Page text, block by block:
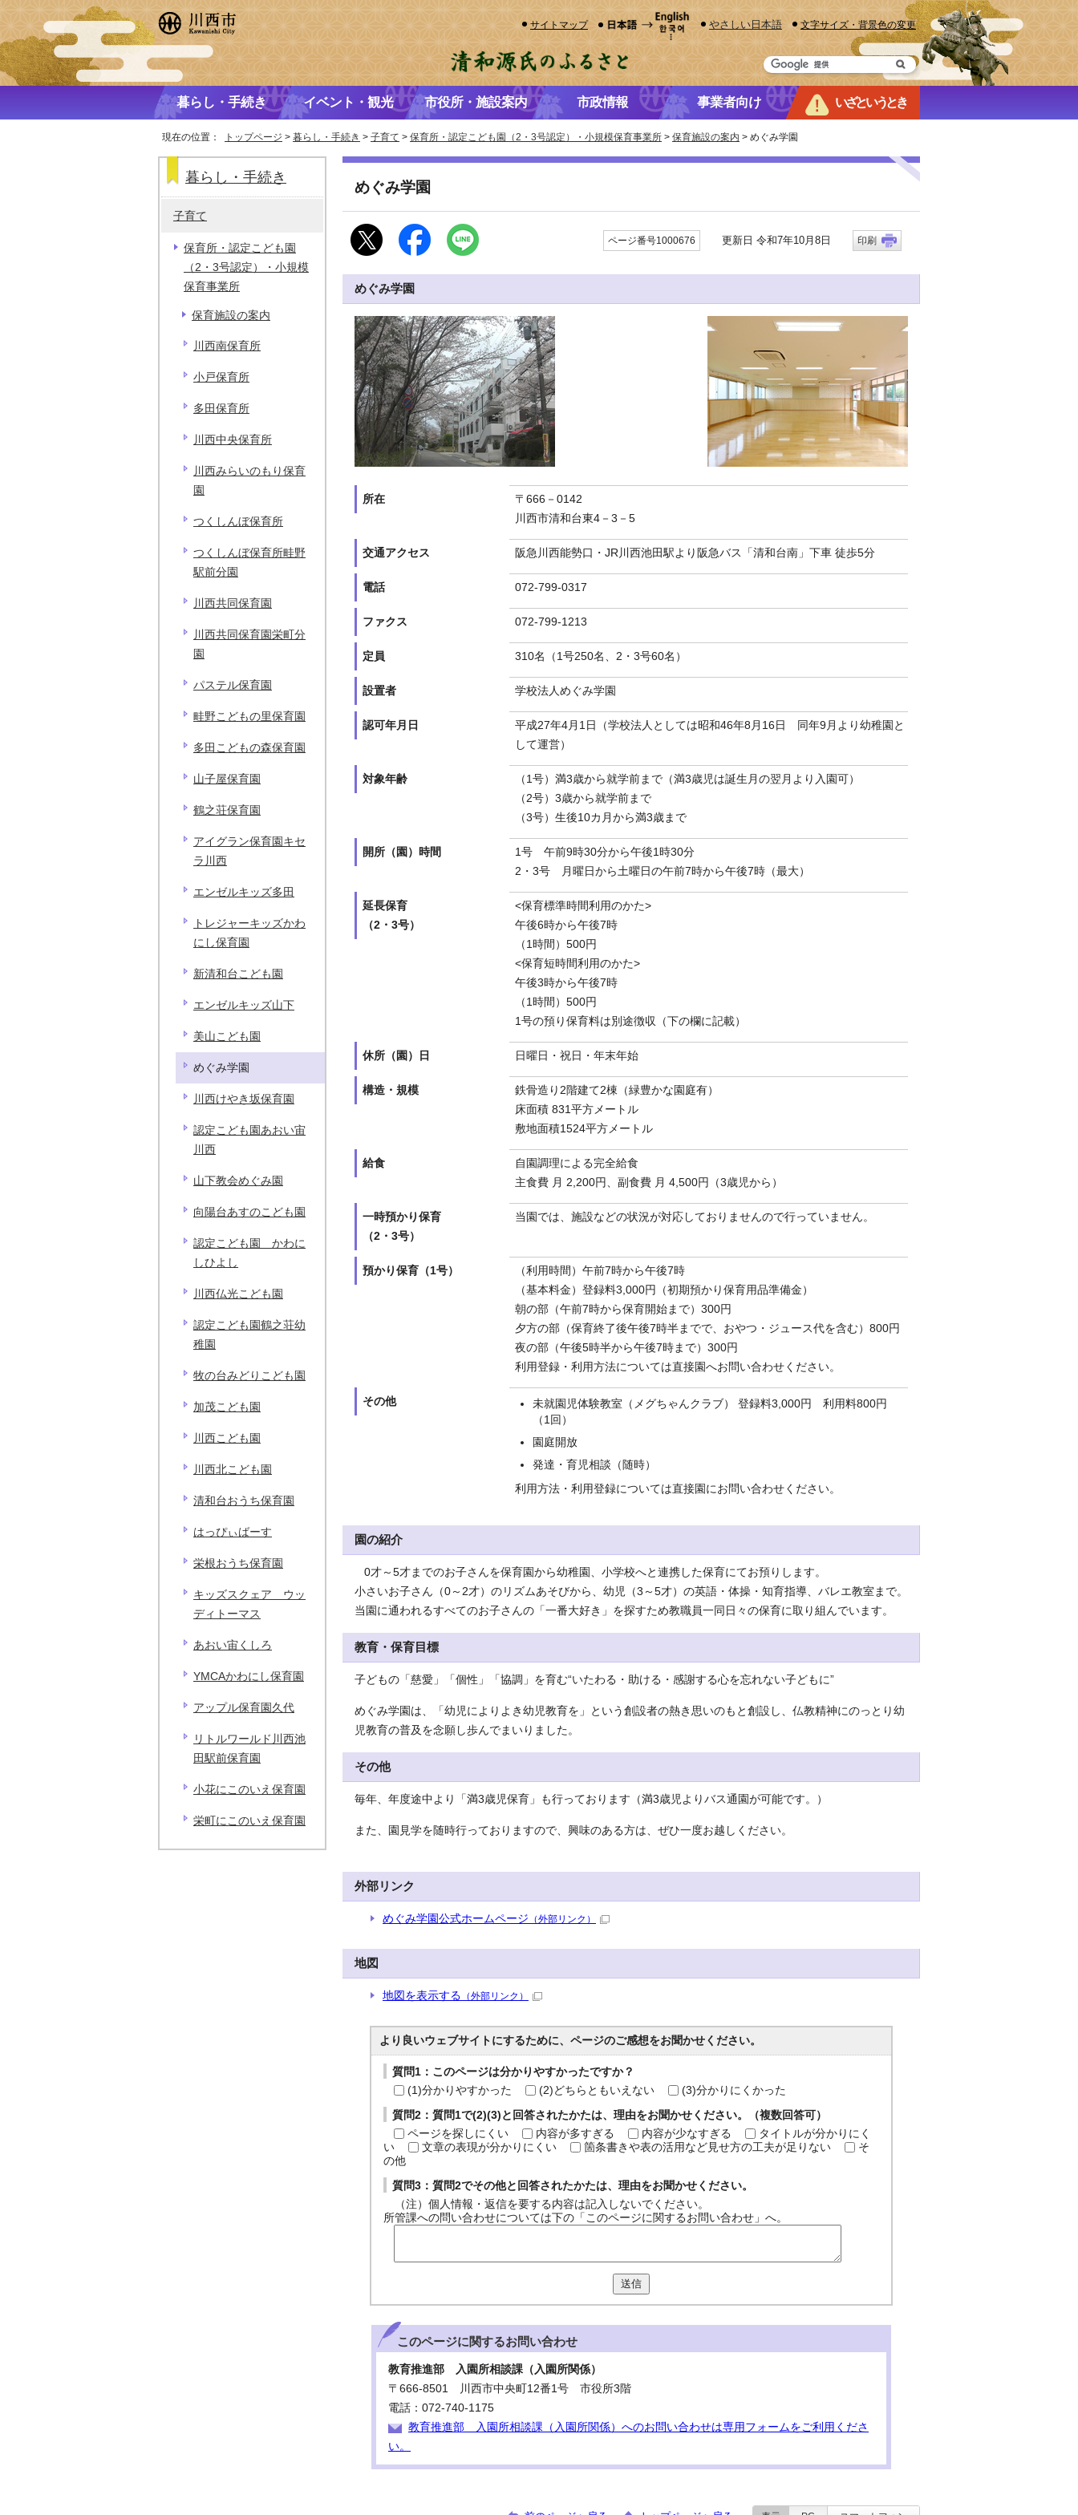
サイトマップ やさしい日本語 文字サイズ・背景色の変更
暮らし・手続き イベント・観光 市役所・施設案内 市政情報 事業者向け いざというとき
現在の位置： トップページ > 暮らし・手続き > 子育て > 保育所・認定こども園（2・3号認定）・小規模保育事業所 > 保育施設の案内 > めぐみ学園
めぐみ学園
ページ番号1000676 更新日 令和7年10月8日 印刷
めぐみ学園
所在
〒666－0142
川西市清和台東4－3－5
交通アクセス 阪急川西能勢口・JR川西池田駅より阪急バス「清和台南」下車 徒歩5分
電話 072-799-0317
ファクス 072-799-1213
定員 310名（1号250名、2・3号60名）
設置者 学校法人めぐみ学園
認可年月日
平成27年4月1日（学校法人としては昭和46年8月16日 同年9月より幼稚園と
して運営）
対象年齢
（1号）満3歳から就学前まで（満3歳児は誕生月の翌月より入園可）
（2号）3歳から就学前まで
（3号）生後10カ月から満3歳まで
開所（園）時間
1号 午前9時30分から午後1時30分
2・3号 月曜日から土曜日の午前7時から午後7時（最大）
延長保育
（2・3号）
<保育標準時間利用のかた>
午後6時から午後7時
（1時間）500円
<保育短時間利用のかた>
午後3時から午後7時
（1時間）500円
1号の預り保育料は別途徴収（下の欄に記載）
休所（園）日 日曜日・祝日・年末年始
構造・規模
鉄骨造り2階建て2棟（緑豊かな園庭有）
床面積 831平方メートル
敷地面積1524平方メートル
給食
自園調理による完全給食
主食費 月 2,200円、副食費 月 4,500円（3歳児から）
一時預かり保育
（2・3号）
当園では、施設などの状況が対応しておりませんので行っていません。
預かり保育（1号）
（利用時間）午前7時から午後7時
（基本料金）登録料3,000円（初期預かり保育用品準備金）
朝の部（午前7時から保育開始まで）300円
夕方の部（保育終了後午後7時半までで、おやつ・ジュース代を含む）800円
夜の部（午後5時半から午後7時まで）300円
利用登録・利用方法については直接園へお問い合わせください。
その他
未就園児体験教室（メグちゃんクラブ） 登録料3,000円 利用料800円
（1回）
園庭開放
発達・育児相談（随時）
利用方法・利用登録については直接園にお問い合わせください。
園の紹介
0才～5才までのお子さんを保育園から幼稚園、小学校へと連携した保育にてお預りします。
小さいお子さん（0～2才）のリズムあそびから、幼児（3～5才）の英語・体操・知育指導、バレエ教室まで。
当園に通われるすべてのお子さんの「一番大好き」を探すため教職員一同日々の保育に取り組んでいます。
教育・保育目標
子どもの「慈愛」「個性」「協調」を育む“いたわる・助ける・感謝する心を忘れない子どもに”
めぐみ学園は、「幼児によりよき幼児教育を」という創設者の熱き思いのもと創設し、仏教精神にのっとり幼
児教育の普及を念願し歩んでまいりました。
その他
毎年、年度途中より「満3歳児保育」も行っております（満3歳児よりバス通園が可能です。）
また、園見学を随時行っておりますので、興味のある方は、ぜひ一度お越しください。
外部リンク
めぐみ学園公式ホームページ （外部リンク）
地図
地図を表示する （外部リンク）
より良いウェブサイトにするために、ページのご感想をお聞かせください。
質問1：このページは分かりやすかったですか？
(1)分かりやすかった
(2)どちらともいえない (3)分かりにくかった
質問2：質問1で(2)(3)と回答されたかたは、理由をお聞かせください。（複数回答可）
ページを探しにくい
内容が多すぎる 内容が少なすぎる
タイトルが分かりにく
い
文章の表現が分かりにくい 箇条書きや表の活用など見せ方の工夫が足りない
そ
の他
質問3：質問2でその他と回答されたかたは、理由をお聞かせください。
（注）個人情報・返信を要する内容は記入しないでください。
所管課への問い合わせについては下の「このページに関するお問い合わせ」へ。
送信
このページに関するお問い合わせ
教育推進部 入園所相談課（入園所関係）
〒666-8501 川西市中央町12番1号 市役所3階
電話：072-740-1175
教育推進部 入園所相談課（入園所関係）へのお問い合わせは専用フォームをご利用くださ
い。
暮らし・手続き
子育て
保育所・認定こども園
（2・3号認定）・小規模
保育事業所
保育施設の案内
川西南保育所
小戸保育所
多田保育所
川西中央保育所
川西みらいのもり保育
園
つくしんぼ保育所
つくしんぼ保育所畦野
駅前分園
川西共同保育園
川西共同保育園栄町分
園
パステル保育園
畦野こどもの里保育園
多田こどもの森保育園
山子屋保育園
鶴之荘保育園
アイグラン保育園キセ
ラ川西
エンゼルキッズ多田
トレジャーキッズかわ
にし保育園
新清和台こども園
エンゼルキッズ山下
美山こども園
めぐみ学園
川西けやき坂保育園
認定こども園あおい宙
川西
山下教会めぐみ園
向陽台あすのこども園
認定こども園 かわに
しひよし
川西仏光こども園
認定こども園鶴之荘幼
稚園
牧の台みどりこども園
加茂こども園
川西こども園
川西北こども園
清和台おうち保育園
はっぴぃばーす
栄根おうち保育園
キッズスクェア ウッ
ディトーマス
あおい宙くしろ
YMCAかわにし保育園
アップル保育園久代
リトルワールド川西池
田駅前保育園
小花にこのいえ保育園
栄町にこのいえ保育園